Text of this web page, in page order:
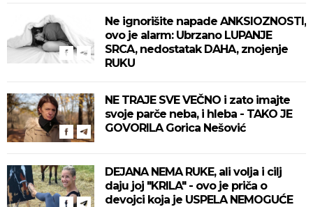
Ne ignorišite napade ANKSIOZNOSTI,
ovo je alarm: Ubrzano LUPANJE
SRCA, nedostatak DAHA, znojenje
RUKU
NE TRAJE SVE VEČNO i zato imajte
svoje parče neba, i hleba - TAKO JE
GOVORILA Gorica Nešović
DEJANA NEMA RUKE, ali volja i cilj
daju joj "KRILA" - ovo je priča o
devojci koja je USPELA NEMOGUĆE